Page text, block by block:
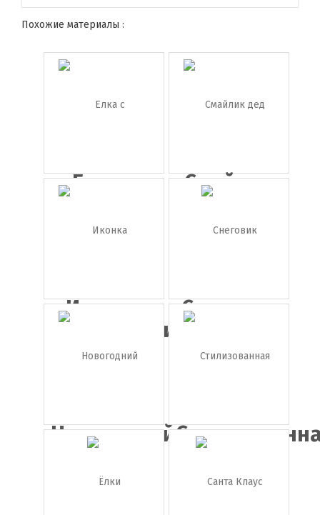
Похожие материалы :
Елка с
подарками
Смайлик
дед мороз
Иконка
колокольчи...
Снеговик
Новогодний
венок
кра...